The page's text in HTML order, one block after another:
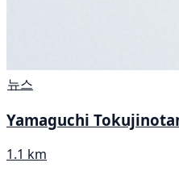
뉴스
Yamaguchi
1.1 km